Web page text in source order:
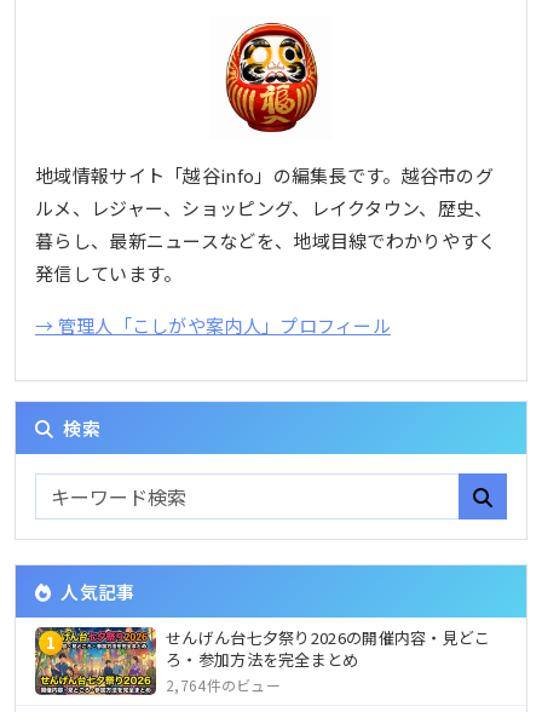
地域情報サイト「越谷info」の編集長です。越谷市のグ
ルメ、レジャー、ショッピング、レイクタウン、歴史、
暮らし、最新ニュースなどを、地域目線でわかりやすく
発信しています。
→ 管理人「こしがや案内人」プロフィール
検索
人気記事
1
せんげん台七夕祭り2026の開催内容・見どこ
ろ・参加方法を完全まとめ
2,764件のビュー